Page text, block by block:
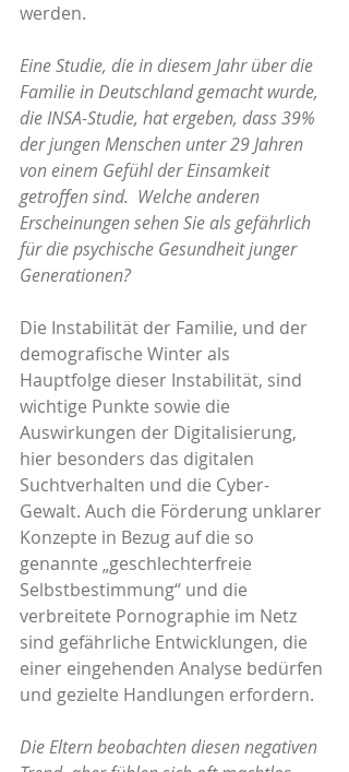
werden.
Eine Studie, die in diesem Jahr über die
Familie in Deutschland gemacht wurde,
die INSA-Studie, hat ergeben, dass 39%
der jungen Menschen unter 29 Jahren
von einem Gefühl der Einsamkeit
getroffen sind.  Welche anderen
Erscheinungen sehen Sie als gefährlich
für die psychische Gesundheit junger
Generationen?
Die Instabilität der Familie, und der
demografische Winter als
Hauptfolge dieser Instabilität, sind
wichtige Punkte sowie die
Auswirkungen der Digitalisierung,
hier besonders das digitalen
Suchtverhalten und die Cyber-
Gewalt. Auch die Förderung unklarer
Konzepte in Bezug auf die so
genannte „geschlechterfreie
Selbstbestimmung“ und die
verbreitete Pornographie im Netz
sind gefährliche Entwicklungen, die
einer eingehenden Analyse bedürfen
und gezielte Handlungen erfordern.
Die Eltern beobachten diesen negativen